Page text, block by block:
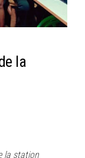
la
la station